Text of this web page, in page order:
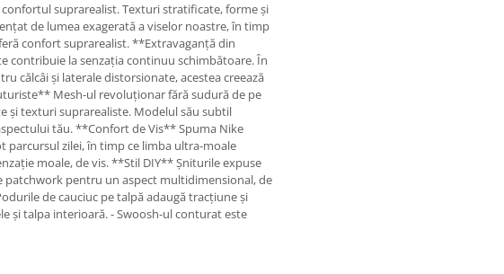
suprarealist. Texturi stratificate, forme și
de lumea exagerată a viselor noastre, în timp
confort suprarealist. **Extravaganță din
contribuie la senzația continuu schimbătoare. În
călcâi și laterale distorsionate, acestea creează
Mesh-ul revoluționar fără sudură de pe
și texturi suprarealiste. Modelul său subtil
tău. **Confort de Vis** Spuma Nike
parcursul zilei, în timp ce limba ultra-moale
moale, de vis. **Stil DIY** Șniturile expuse
patchwork pentru un aspect multidimensional, de
de cauciuc pe talpă adaugă tracțiune și
și talpa interioară. - Swoosh-ul conturat este